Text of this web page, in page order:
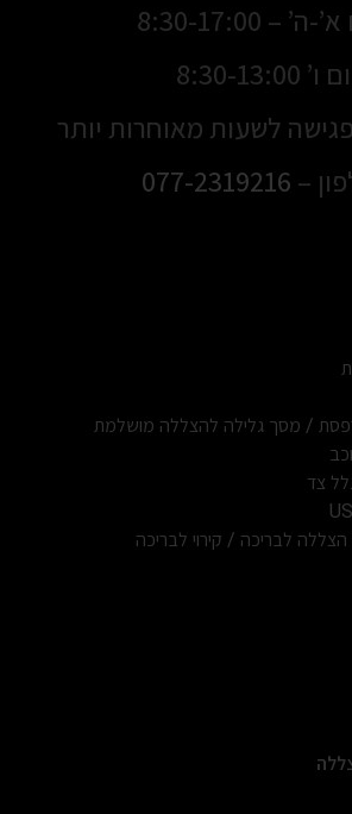
– 8:30-17:00
ו’ 8:30-13:00
לשעות מאוחרות יותר
–
077-2319216
/ מסך גלילה להצללה מושלמת
צד
לבריכה / קירוי לבריכה